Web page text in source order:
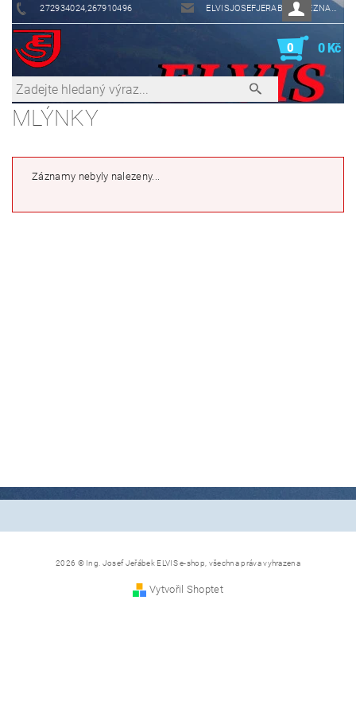
272934024,267910496 ELVISJOSEFJERABEK@SEZNAM.CZ
0 0 Kč
MLÝNKY
Záznamy nebyly nalezeny...
2026 © Ing. Josef Jeřábek ELVIS e-shop, všechna práva vyhrazena
Vytvořil Shoptet